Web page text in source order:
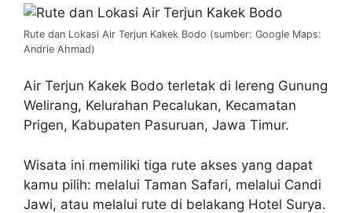
Rute dan Lokasi Air Terjun Kakek Bodo (sumber: Google Maps:
Andrie Ahmad)
Air Terjun Kakek Bodo terletak di lereng Gunung
Welirang, Kelurahan Pecalukan, Kecamatan
Prigen, Kabupaten Pasuruan, Jawa Timur.
Wisata ini memiliki tiga rute akses yang dapat
kamu pilih: melalui Taman Safari, melalui Candi
Jawi, atau melalui rute di belakang Hotel Surya.